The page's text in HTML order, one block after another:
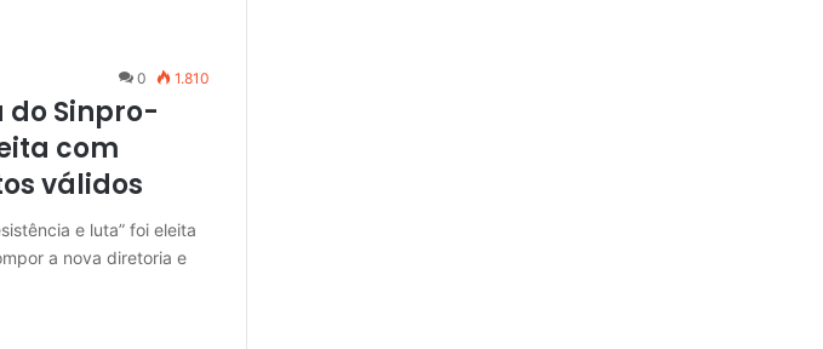
0 1.810
do Sinpro-
com
válidos
e luta” foi eleita
a nova diretoria e